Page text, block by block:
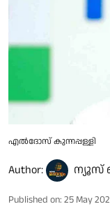
എൽദോസ് കുന്നപ്പള്ളി
Author: ന്യൂസ്
Published on: 25 May